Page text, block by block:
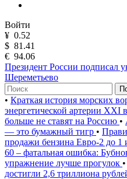
Войти
¥ 0.52
$ 81.41
€ 94.06
Президент России подписал
Шереметьево
• Краткая история морских
энергетической артерии XXI в
больше не ставят на Россию •
— это бумажный тигр •
продажи бензина Евро-2 до 1
60 – фатальная ошибка:
упражнение лучше прогулок •
достигли 2,6 триллиона